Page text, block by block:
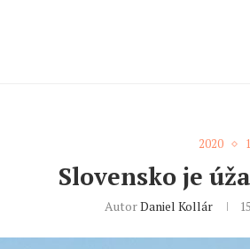
2020
Slovensko je
AutorDaniel Kollár